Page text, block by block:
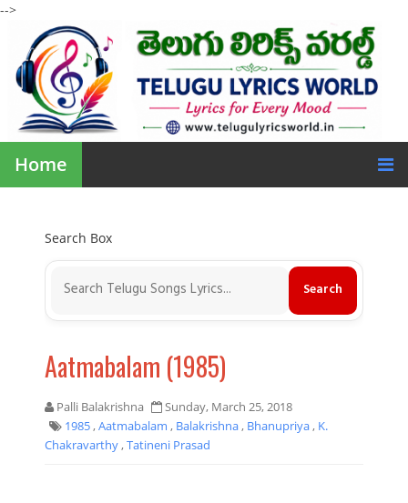
-->
Home
Search Box
Aatmabalam (1985)
Palli Balakrishna
Sunday, March 25, 2018
1985,Aatmabalam , Balakrishna, Bhanupriya, K.
Chakravarthy,Tatineni Prasad